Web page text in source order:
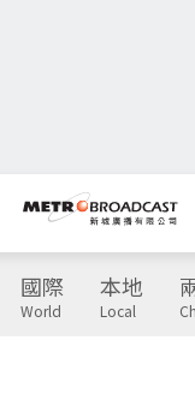
國際
World
本地
Local